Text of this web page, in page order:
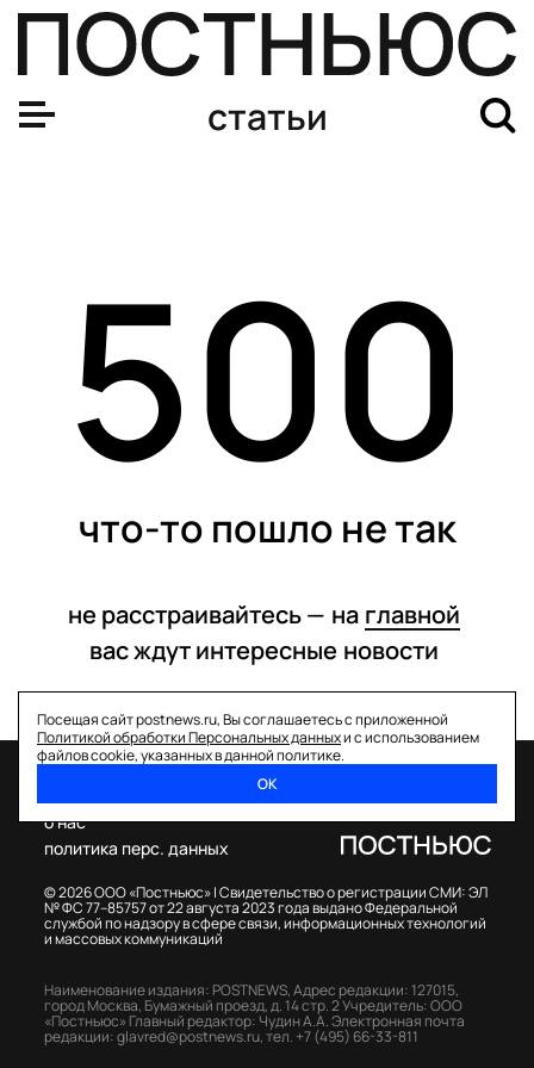
статьи
500
что-то пошло не так
не расстраивайтесь — на главной
вас ждут интересные новости
Посещая сайт postnews.ru, Вы соглашаетесь с приложенной
Политикой обработки Персональных данныхи с использованием
файлов cookie, указанных в данной политике.
ОК
© 2026 ООО «Постньюс» |Свидетельство о регистрации СМИ: ЭЛ
№ ФС 77–85757 от 22 августа 2023 года выдано Федеральной
службой по надзору в сфере связи, информационных технологий
и массовых коммуникаций
о нас
политика перс. данных
Наименование издания: POSTNEWS,Адрес редакции: 127015,
город Москва, Бумажный проезд, д. 14 стр. 2Учредитель: ООО
«Постньюс» Главный редактор: Чудин А.А.Электронная почта
редакции:glavred@postnews.ru,тел. +7 (495) 66-33-811
Почему люди боятся клоунов?